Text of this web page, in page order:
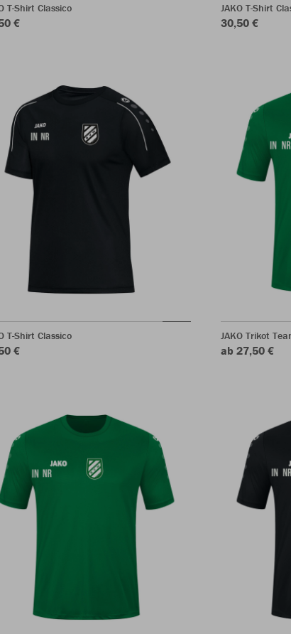
T-Shirt Classico
€
JAKO T-Shirt
30,50 €
T-Shirt Classico
€
JAKO Trikot
ab 27,50 €